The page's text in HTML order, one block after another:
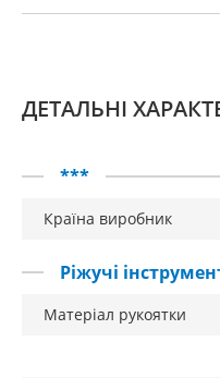
ДЕТАЛЬНІ
***
Країна виробник
Ріжучі
Матеріал рукоятки